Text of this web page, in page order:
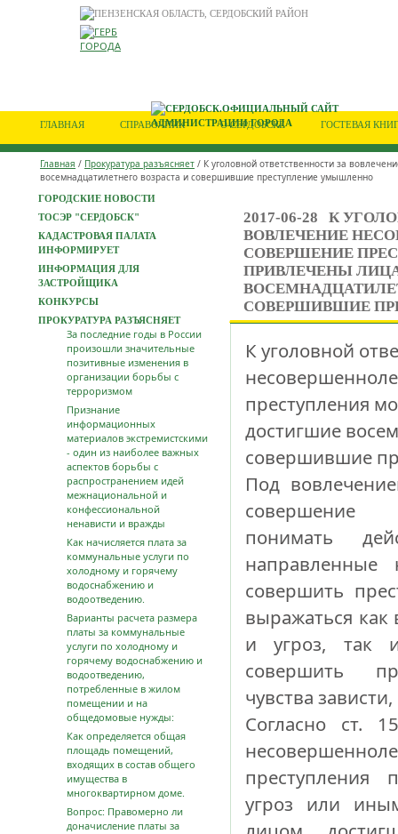
ГЛАВНАЯ СПРАВОЧНИК О СЕРДОБСКЕ ГОСТЕВАЯ
Главная / Прокуратура разъясняет / К уголовной ответственности за
восемнадцатилетнего возраста и совершившие преступление умышленно
2017-06-28
К
ВОВЛЕЧЕНИЕ
СОВЕРШЕНИЕ
ПРИВЛЕЧЕНЫ
СОВЕРШИВШИЕ
К уголовной
преступления
достигшие
совершившие
Под
совершение
понимать
направленные
совершить
выражаться
и угроз, так
совершить
чувства
Согласно ст.
преступления
угроз или
ГОРОДСКИЕ НОВОСТИ
ТОСЭР "СЕРДОБСК"
КАДАСТРОВАЯ ПАЛАТА
ИНФОРМИРУЕТ
ИНФОРМАЦИЯ ДЛЯ
ЗАСТРОЙЩИКА
КОНКУРСЫ
ПРОКУРАТУРА РАЗЪЯСНЯЕТ
За последние годы в России
произошли значительные
позитивные изменения в
организации борьбы с
терроризмом
Признание
информационных
материалов экстремистскими
- один из наиболее важных
аспектов борьбы с
распространением идей
межнациональной и
конфессиональной
ненависти и вражды
Как начисляется плата за
коммунальные услуги по
холодному и горячему
водоснабжению и
водоотведению.
Варианты расчета размера
платы за коммунальные
услуги по холодному и
горячему водоснабжению и
водоотведению,
потребленные в жилом
помещении и на
общедомовые нужды:
Как определяется общая
площадь помещений,
входящих в состав общего
имущества в
многоквартирном доме.
Вопрос: Правомерно ли
доначисление платы за